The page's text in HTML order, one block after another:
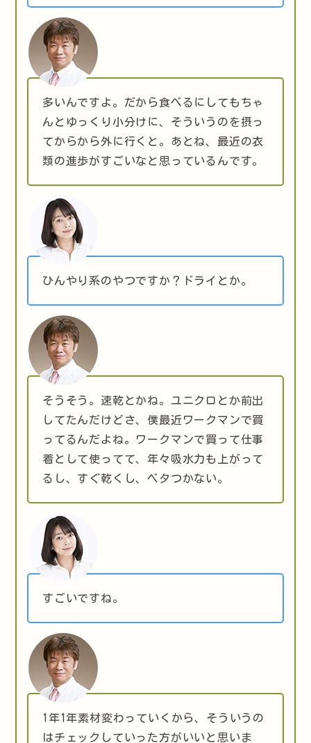
多いんですよ。だから食べるにしてもちゃ
んとゆっくり小分けに、そういうのを摂っ
てからから外に行くと。あとね、最近の衣
類の進歩がすごいなと思っているんです。
ひんやり系のやつですか？ドライとか。
そうそう。速乾とかね。ユニクロとか前出
してたんだけどさ、僕最近ワークマンで買
ってるんだよね。ワークマンで買って仕事
着として使ってて、年々吸水力も上がって
るし、すぐ乾くし、ベタつかない。
すごいですね。
1年1年素材変わっていくから、そういうの
はチェックしていった方がいいと思いま